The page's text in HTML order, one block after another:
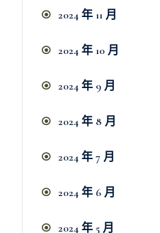
2024 年 11 月
2024 年 10 月
2024 年 9 月
2024 年 8 月
2024 年 7 月
2024 年 6 月
2024 年 5 月